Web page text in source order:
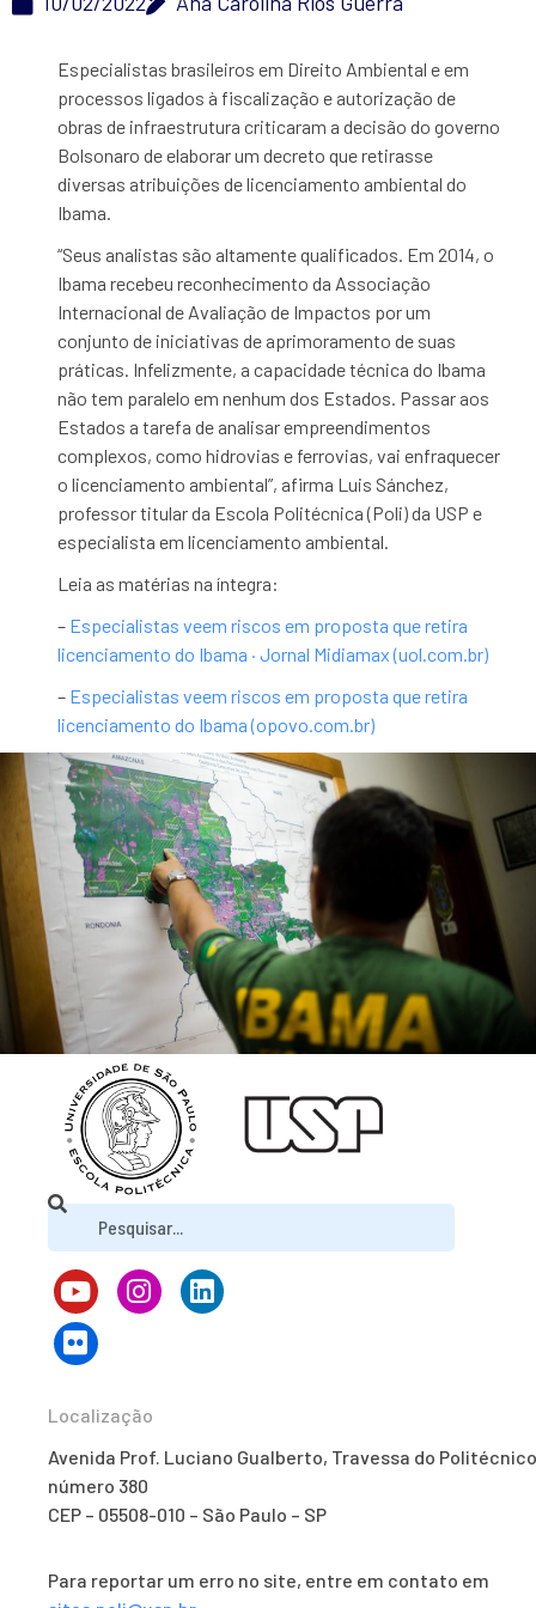
Especialistas brasileiros em Direito Ambiental e em
processos ligados à fiscalização e autorização de
obras de infraestrutura criticaram a decisão do governo
Bolsonaro de elaborar um decreto que retirasse
diversas atribuições de licenciamento ambiental do
Ibama.
“Seus analistas são altamente qualificados. Em 2014, o
Ibama recebeu reconhecimento da Associação
Internacional de Avaliação de Impactos por um
conjunto de iniciativas de aprimoramento de suas
práticas. Infelizmente, a capacidade técnica do Ibama
não tem paralelo em nenhum dos Estados. Passar aos
Estados a tarefa de analisar empreendimentos
complexos, como hidrovias e ferrovias, vai enfraquecer
o licenciamento ambiental”, afirma Luis Sánchez,
professor titular da Escola Politécnica (Poli) da USP e
especialista em licenciamento ambiental.
Leia as matérias na íntegra:
– Especialistas veem riscos em proposta que retira
licenciamento do Ibama · Jornal Midiamax (uol.com.br)
– Especialistas veem riscos em proposta que retira
licenciamento do Ibama (opovo.com.br)
Localização
Avenida Prof. Luciano Gualberto, Travessa do
número 380
CEP – 05508-010 – São Paulo – SP
Para reportar um erro no site, entre em contato em